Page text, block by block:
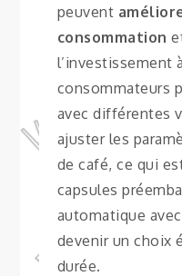
peuvent
consommation
l’investissement
consommateurs
avec différentes
ajuster les
de café, ce qui
capsules
automatique
devenir un choix
durée.